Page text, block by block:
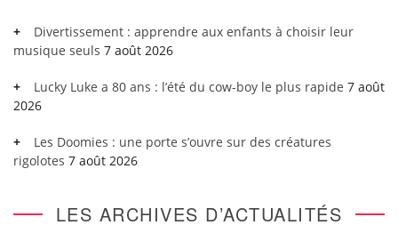
Divertissement : apprendre aux enfants à choisir leur
musique seuls 7 août 2026
Lucky Luke a 80 ans : l’été du cow-boy le plus rapide 7 août
2026
Les Doomies : une porte s’ouvre sur des créatures
rigolotes 7 août 2026
LES ARCHIVES D’ACTUALITÉS